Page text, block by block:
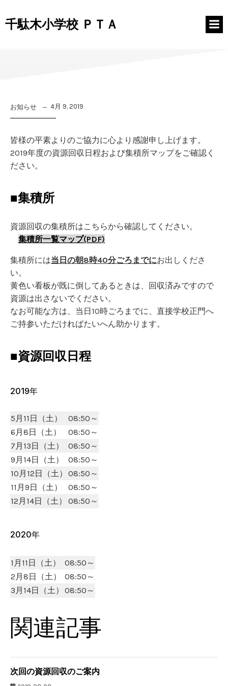
テ千駄木小学校 ＰＴＡ
お知らせ 4月 9, 2019
皆様の平素よりのご協力に心より感謝申し上げます。
2019年度の資源回収日程および集積所マップをご確認く
ださい。
■集積所
資源回収の集積所はこちらから確認してください。
集積所一覧マップ(PDF)
集積所には当日の朝8時40分ごろまでにお出しくださ
い。
黄色い看板が既に倒してあるときは、回収済みですので
資源は出さないでください。
なお可能な方は、当日10時ごろまでに、直接学校正門へ
ご持参いただければたいへん助かります。
■資源回収日程
2019年
5月11日（土）
08:50～
6月8日（土）
08:50～
7月13日（土）
08:50～
9月14日（土）
08:50～
10月12日（土）
08:50～
11月9日（土）
08:50～
12月14日（土）
08:50～
2020年
1月11日（土）
08:50～
2月8日（土）
08:50～
3月14日（土）
08:50～
関連記事
次回の資源回収のご案内